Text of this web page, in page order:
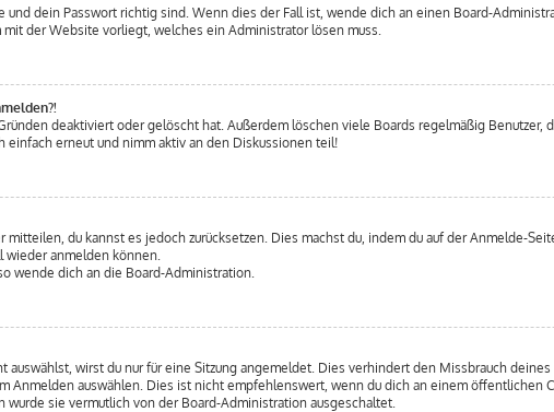
dein Passwort richtig sind. Wenn dies der Fall ist, wende dich an einen Board-
der Website vorliegt, welches ein Administrator lösen muss.
deaktiviert oder gelöscht hat. Außerdem löschen viele Boards regelmäßig Benutzer,
erneut und nimm aktiv an den Diskussionen teil!
du kannst es jedoch zurücksetzen. Dies machst du, indem du auf der Anmelde-
wieder anmelden können.
wende dich an die Board-Administration.
wirst du nur für eine Sitzung angemeldet. Dies verhindert den Missbrauch
Anmelden auswählen. Dies ist nicht empfehlenswert, wenn du dich an einem öffentlichen
sie vermutlich von der Board-Administration ausgeschaltet.